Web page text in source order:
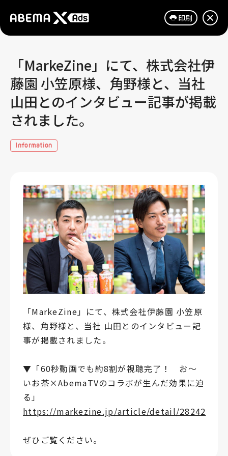
印刷
「MarkeZine」にて、株式会社伊
藤園 小笠原様、角野様と、当社
山田とのインタビュー記事が掲載
されました。
Information
「MarkeZine」にて、株式会社伊藤園 小笠原
様、角野様と、当社 山田とのインタビュー記
事が掲載されました。
▼「60秒動画でも約8割が視聴完了！ お～
いお茶×AbemaTVのコラボが生んだ効果に迫
る」
https://markezine.jp/article/detail/28242
ぜひご覧ください。